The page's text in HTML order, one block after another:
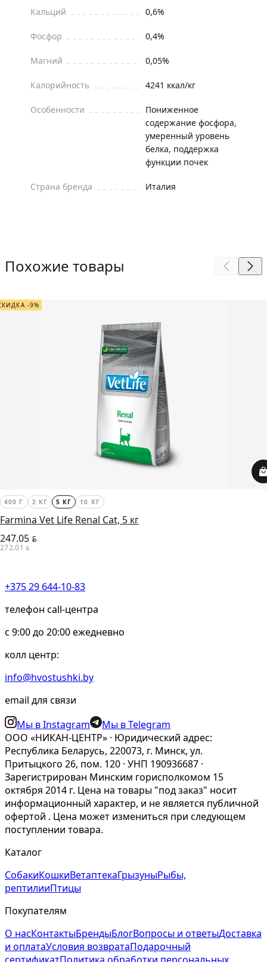
Кальций 0,6%
Фосфор 0,4%
Магний 0,05%
Калорийность 4241 ккал/кг
Особенности
Пониженное
содержание фосфора,
умеренный уровень
белка, поддержка
функции почек
Страна бренда Италия
Похожие товары
-9%
400 Г 2 КГ 5 КГ 10 КГ
Farmina Vet Life Renal Cat, 5 кг
247.05 BYN
272.01 BYN
+375 29 644-10-83
телефон call-центра
c 9:00 до 20:00 ежедневно
колл центр:
info@hvostushki.by
email для связи
Мы в Instagram
Мы в Telegram
ООО «НИКАН-ЦЕНТР» · Юридический адрес:
Республика Беларусь, 220073, г. Минск, ул.
Притыцкого 26, пом. 120 · УНП 190936687 ·
Зарегистрирован Минским горисполкомом 15
октября 2014 г. Цена на товары "под заказ" носит
информационный характер, и не является публичной
офертой . Цена может измениться при следующем
поступлении товара.
Каталог
СобакиКошкиВетаптекаГрызуныРыбы,
рептилииПтицы
Покупателям
О насКонтактыБрендыБлогВопросы и ответыДоставка
и оплатаУсловия возвратаПодарочный